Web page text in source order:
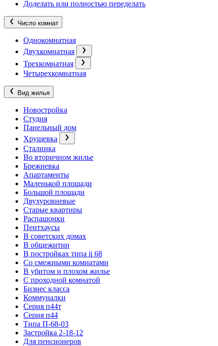
Доделать или полностью переделать
Число комнат
Однокомнатная
Двухкомнатная
Трехкомнатная
Четырехкомнатная
Вид жилья
Новостройка
Студия
Панельный дом
Хрущевка
Сталинка
Во вторичном жилье
Брежневка
Апартаменты
Маленькой площади
Большой площади
Двухуровневые
Старые квартиры
Распашонки
Пентхаусы
В советских домах
В общежитии
В постройках типа ii 68
Со смежными комнатами
В убитом и плохом жилье
С проходной комнатой
Бизнес класса
Коммуналки
Серия п44т
Серия п44
Типа П-68-03
Застройка 2-18-12
Для пенсионеров